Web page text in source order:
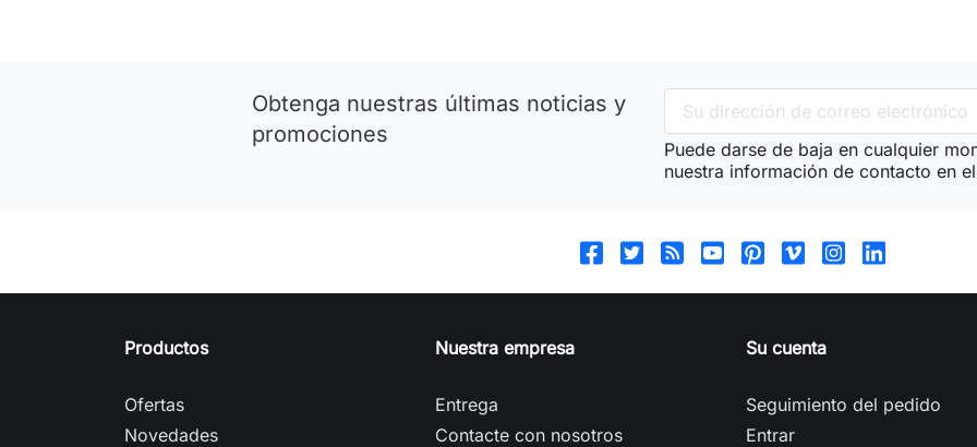
Obtenga nuestras últimas noticias y
promociones
Puede darse de baja en cualquier
nuestra información de contacto en
Productos
Ofertas
Novedades
Nuestra empresa
Entrega
Contacte con nosotros
Su cuenta
Seguimiento del pedido
Entrar